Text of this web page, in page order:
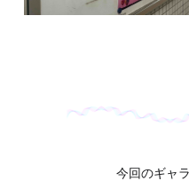
今回のギャ